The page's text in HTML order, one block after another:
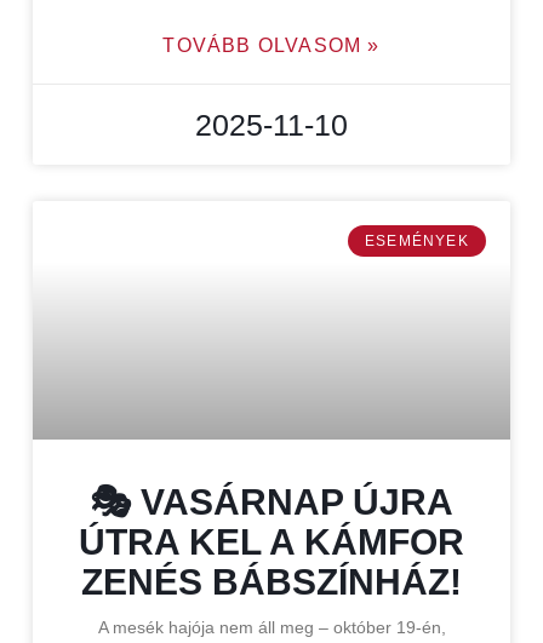
TOVÁBB OLVASOM »
2025-11-10
ESEMÉNYEK
🎭 VASÁRNAP ÚJRA
ÚTRA KEL A KÁMFOR
ZENÉS BÁBSZÍNHÁZ!
A mesék hajója nem áll meg – október 19-én,